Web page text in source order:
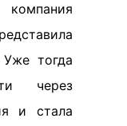
тогда
через
и стала